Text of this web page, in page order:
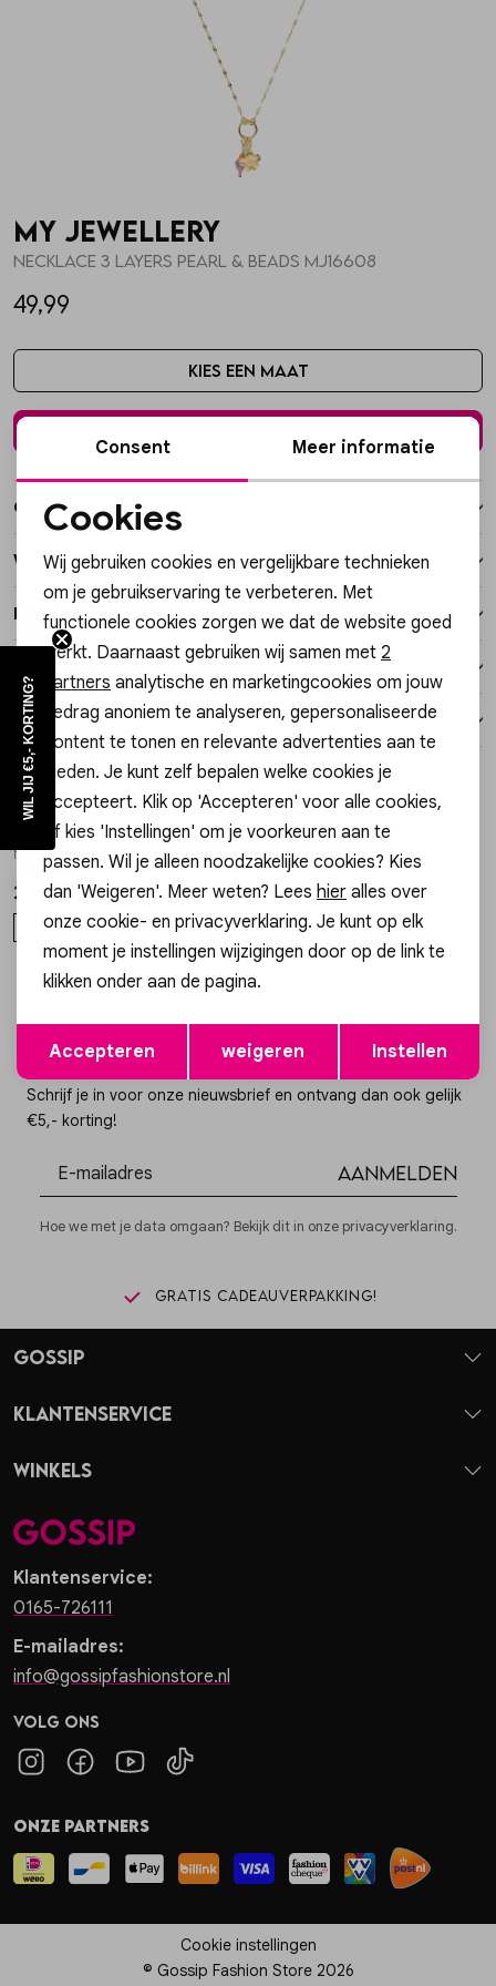
Blazers & gilets
Rokken
Sets
Jumpsuits & playsuits
Vesten
Lingerie
Enkelbandjes
Overige Sieraden
Petten & Mutsen
Woonaccessoires
Overige Accessoires
My Jewellery
Necklace 3 layers pearl & beads MJ16608
49,99
Kies een maat
Over dit item
Winkelvoorraad
Kenmerken
Verzending / Ophalen in de winkel
Retourneren
Style dit met
My Jewellery
Necklace beads pink orange small 40 MJ16087
22,99
OS
1/2
My Jewellery
29,99
OS
Altijd als eerste op de hoogte zijn?
Schrijf je in voor onze nieuwsbrief en ontvang dan ook gelijk
€5,- korting!
Aanmelden
Hoe we met je data omgaan? Bekijk dit in onze privacyverklaring.
Gratis cadeauverpakking!
Klantenservice:
0165-726111
E-mailadres:
info@gossipfashionstore.nl
Volg ons
Gossip
Klantenservice
Winkels
Onze partners
Cookie instellingen
© Gossip Fashion Store 2026
Noodzakelijke cookies
Personalisatie cookies
Analytische cookies
Marketing cookies
Opslaan
Consent Meer informatie
Cookies
Wij gebruiken cookies en vergelijkbare technieken
om je gebruikservaring te verbeteren. Met
functionele cookies zorgen we dat de website goed
werkt. Daarnaast gebruiken wij samen met 2
partners analytische en marketingcookies om jouw
gedrag anoniem te analyseren, gepersonaliseerde
content te tonen en relevante advertenties aan te
bieden. Je kunt zelf bepalen welke cookies je
accepteert. Klik op 'Accepteren' voor alle cookies,
of kies 'Instellingen' om je voorkeuren aan te
passen. Wil je alleen noodzakelijke cookies? Kies
dan 'Weigeren'. Meer weten? Lees hier alles over
onze cookie- en privacyverklaring. Je kunt op elk
moment je instellingen wijzigingen door op de link te
klikken onder aan de pagina.
Accepteren weigeren Instellen
WIL JIJ €5,- KORTING?